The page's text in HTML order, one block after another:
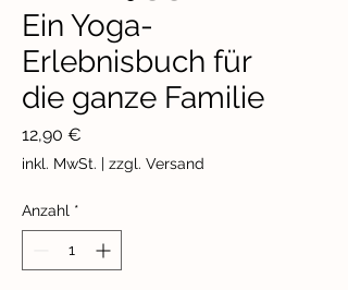
Ein Yoga-
Erlebnisbuch für
die ganze Familie
12,90 €
inkl. MwSt. | zzgl. Versand
Anzahl *